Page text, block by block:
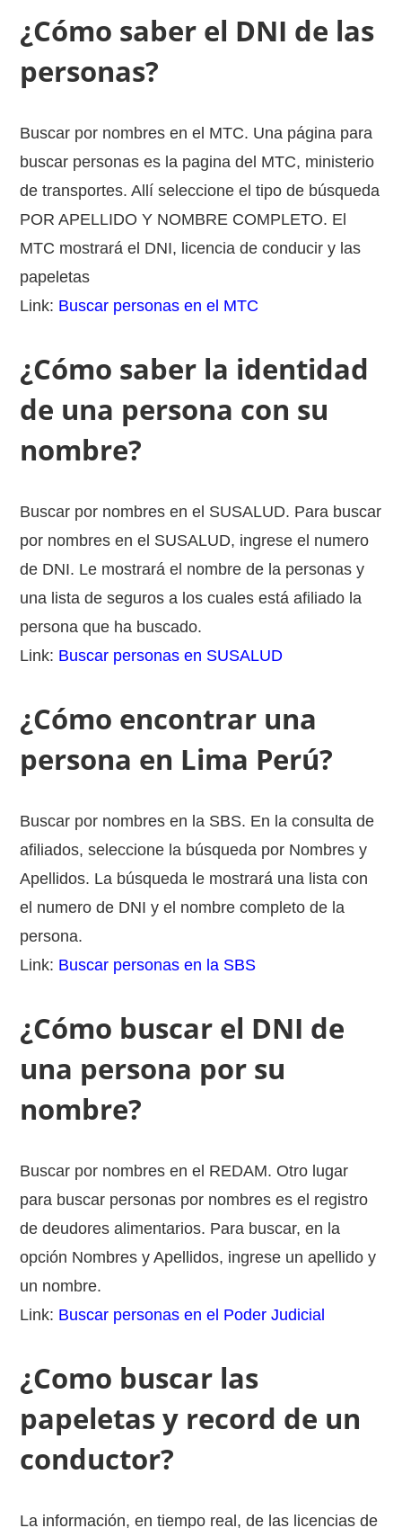
¿Cómo saber el DNI de las
personas?
Buscar por nombres en el MTC. Una página para
buscar personas es la pagina del MTC, ministerio
de transportes. Allí seleccione el tipo de búsqueda
POR APELLIDO Y NOMBRE COMPLETO. El
MTC mostrará el DNI, licencia de conducir y las
papeletas
Link: Buscar personas en el MTC
¿Cómo saber la identidad
de una persona con su
nombre?
Buscar por nombres en el SUSALUD. Para buscar
por nombres en el SUSALUD, ingrese el numero
de DNI. Le mostrará el nombre de la personas y
una lista de seguros a los cuales está afiliado la
persona que ha buscado.
Link: Buscar personas en SUSALUD
¿Cómo encontrar una
persona en Lima Perú?
Buscar por nombres en la SBS. En la consulta de
afiliados, seleccione la búsqueda por Nombres y
Apellidos. La búsqueda le mostrará una lista con
el numero de DNI y el nombre completo de la
persona.
Link: Buscar personas en la SBS
¿Cómo buscar el DNI de
una persona por su
nombre?
Buscar por nombres en el REDAM. Otro lugar
para buscar personas por nombres es el registro
de deudores alimentarios. Para buscar, en la
opción Nombres y Apellidos, ingrese un apellido y
un nombre.
Link: Buscar personas en el Poder Judicial
¿Como buscar las
papeletas y record de un
conductor?
La información, en tiempo real, de las licencias de